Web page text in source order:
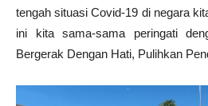
tengah situasi Covid-19 di negara
ini kita sama-sama peringati
Bergerak Dengan Hati, Pulihkan